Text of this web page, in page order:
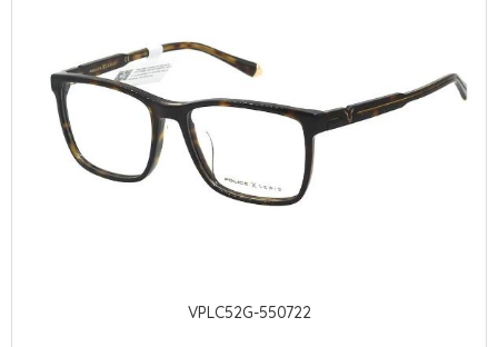
VPLC52G-550722